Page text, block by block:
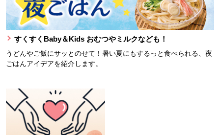
すくすくBaby＆Kids おむつやミルクなども！
うどんやご飯にサッとのせて！暑い夏にもするっと食べられる、夜
ごはんアイデアを紹介します。